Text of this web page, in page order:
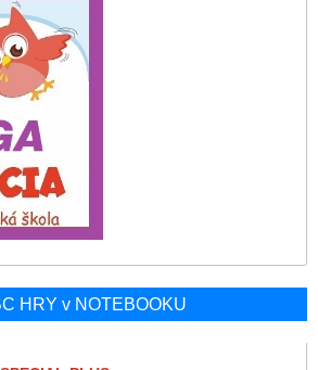
HRY v NOTEBOOKU